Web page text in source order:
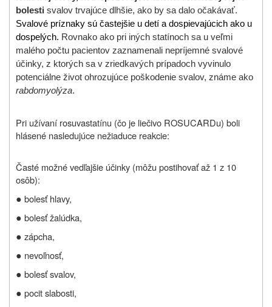
bolesti svalov trvajúce dlhšie, ako by sa dalo očakávať.
Svalové príznaky sú častejšie u detí a dospievajúcich ako u
dospelých. Rovnako ako pri iných statínoch sa u veľmi
malého počtu pacientov zaznamenali nepríjemné svalové
účinky, z ktorých sa v zriedkavých prípadoch vyvinulo
potenciálne život ohrozujúce poškodenie svalov, známe ako
rabdomyolýza.
Pri užívaní rosuvastatínu (čo je liečivo ROSUCARDu) boli
hlásené nasledujúce nežiaduce reakcie:
Časté možné vedľajšie účinky (môžu postihovať až 1 z 10
osôb):
● bolesť hlavy,
● bolesť žalúdka,
● zápcha,
● nevoľnosť,
● bolesť svalov,
● pocit slabosti,